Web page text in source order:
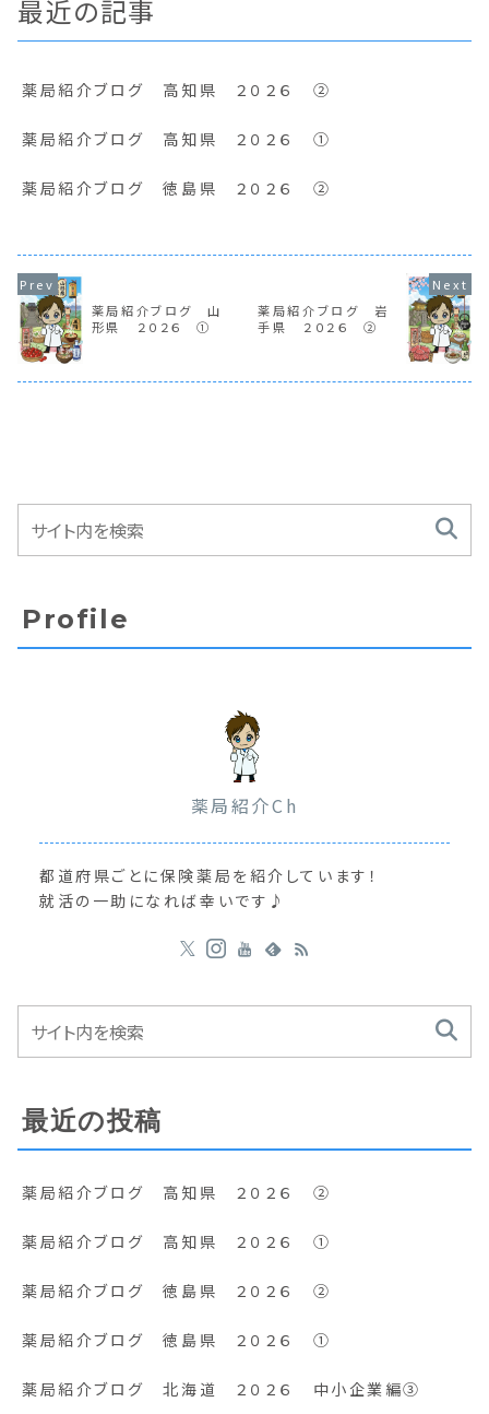
最近の記事
薬局紹介ブログ 高知県 ２０２６ ②
薬局紹介ブログ 高知県 ２０２６ ①
薬局紹介ブログ 徳島県 ２０２６ ②
薬局紹介ブログ 山
形県 ２０２６ ①
薬局紹介ブログ 岩
手県 ２０２６ ②
Profile
薬局紹介Ch
都道府県ごとに保険薬局を紹介しています！
就活の一助になれば幸いです♪
最近の投稿
薬局紹介ブログ 高知県 ２０２６ ②
薬局紹介ブログ 高知県 ２０２６ ①
薬局紹介ブログ 徳島県 ２０２６ ②
薬局紹介ブログ 徳島県 ２０２６ ①
薬局紹介ブログ 北海道 ２０２６ 中小企業編③